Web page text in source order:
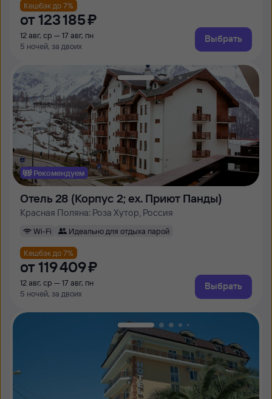
Кешбэк до 7%
от 123 ⁠185 ⁠₽
12 авг, ср — 17 авг, пн
5 ночей, за двоих
Выбрать
Рекомендуем
Отель 28 (Корпус 2; ex. Приют Панды)
Красная Поляна: Роза Хутор, Россия
Wi-Fi Идеально для отдыха парой
Кешбэк до 7%
от 119 ⁠409 ⁠₽
12 авг, ср — 17 авг, пн
5 ночей, за двоих
Выбрать